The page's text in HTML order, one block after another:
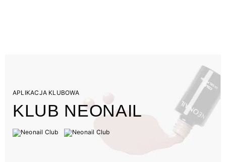
APLIKACJA KLUBOWA
KLUB NEONAIL